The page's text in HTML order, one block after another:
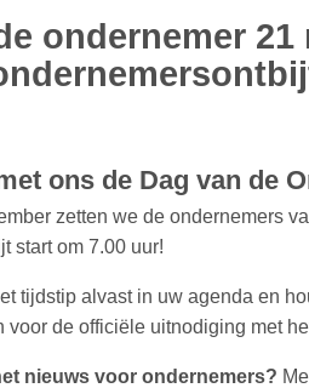
ondernemer
ons de Dag van de
zetten we de ondernemers
start om 7.00 uur!
tijdstip alvast in uw agenda en
voor de officiële uitnodiging met
nieuws voor ondernemers?